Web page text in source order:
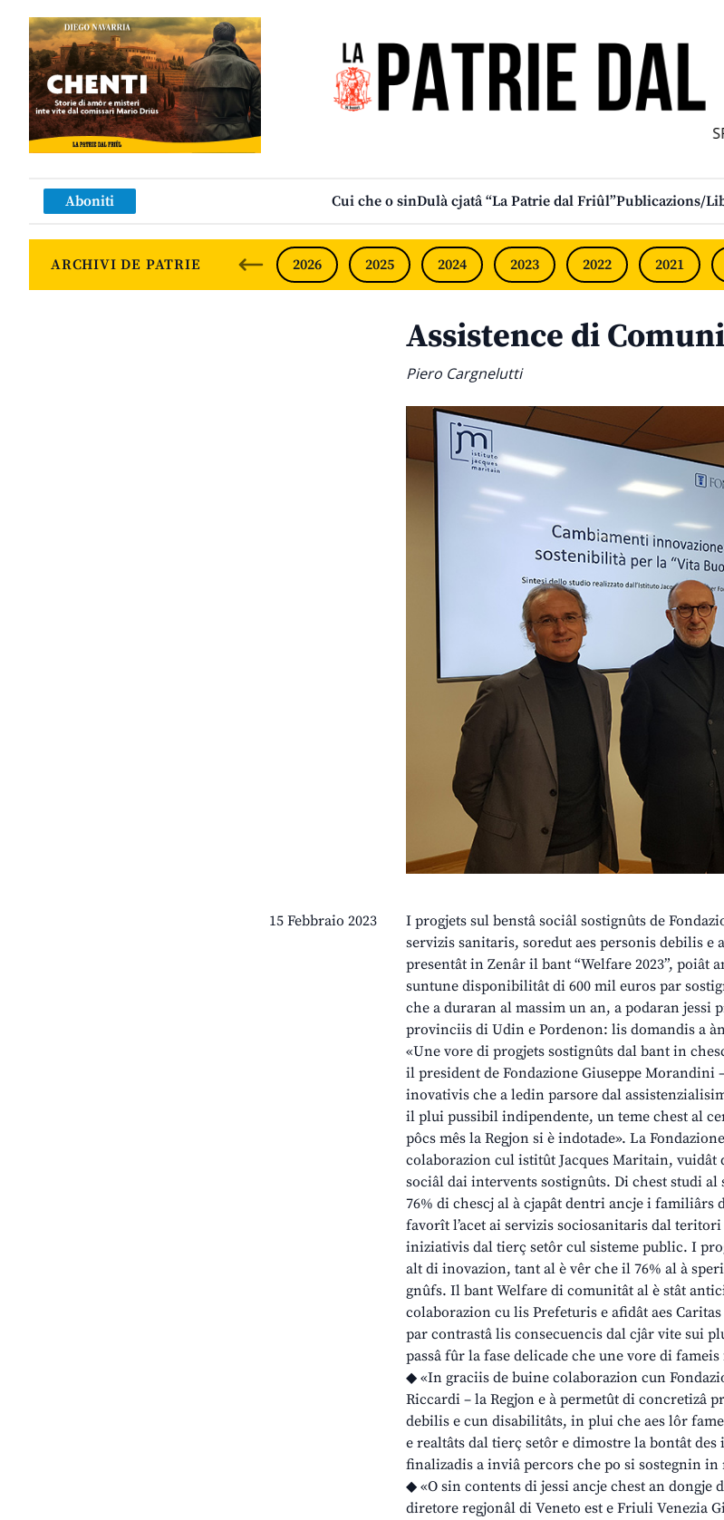
Aboniti Cui che o sinDulà cjatâ “La Patrie dal Friûl”Publicazions/
ARCHIVI DE PATRIE 2026 2025 2024 2023 2022 2021
Assistence di
Piero Cargnelutti
15 Febbraio 2023
I progjets sul benstâ sociâl sostignûts de
servizis sanitaris, soredut aes personis debilis e
presentât in Zenâr il bant “Welfare 2023”, poiât
suntune disponibilitât di 600 mil euros par
che a duraran al massim un an, a podaran jessi
provinciis di Udin e Pordenon: lis domandis a
«Une vore di progjets sostignûts dal bant in
il president de Fondazione Giuseppe
inovativis che a ledin parsore dal
il plui pussibil indipendente, un teme chest al
pôcs mês la Regjon si è indotade». La
colaborazion cul istitût Jacques Maritain,
sociâl dai intervents sostignûts. Di chest studi
76% di chescj al à cjapât dentri ancje i familiârs
favorît l’acet ai servizis sociosanitaris dal
iniziativis dal tierç setôr cul sisteme public. I
alt di inovazion, tant al è vêr che il 76% al à
gnûfs. Il bant Welfare di comunitât al è stât
colaborazion cu lis Prefeturis e afidât aes
par contrastâ lis consecuencis dal cjâr vite sui
passâ fûr la fase delicade che une vore di
◆ «In graciis de buine colaborazion cun
Riccardi – la Regjon e à permetût di concretizâ
debilis e cun disabilitâts, in plui che aes lôr
e realtâts dal tierç setôr e dimostre la bontât
finalizadis a inviâ percors che po si sostegnin in
◆ «O sin contents di jessi ancje chest an dongje
diretore regjonâl di Veneto est e Friuli Venezia